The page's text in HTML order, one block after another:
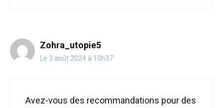
Zohra_utopie5
Le 3 août 2024 à 10h37
Avez-vous des recommandations pour des